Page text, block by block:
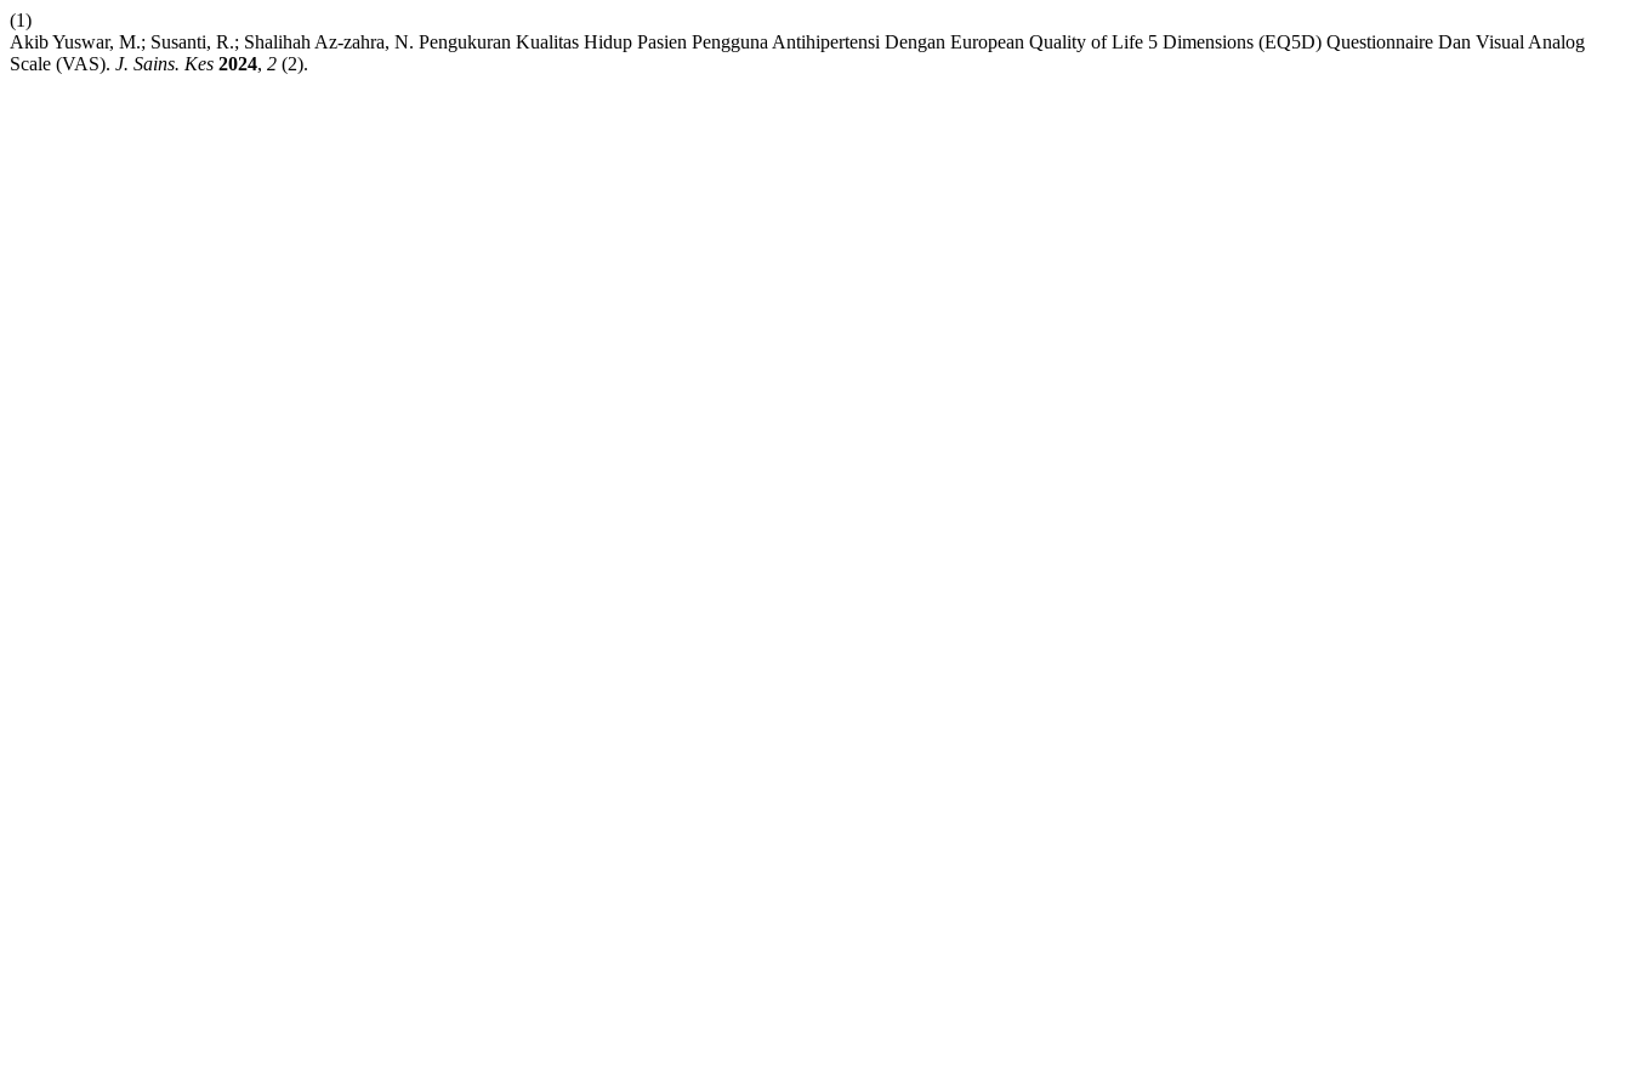
(1)
Akib Yuswar, M.; Susanti, R.; Shalihah Az-zahra, N. Pengukuran Kualitas Hidup Pasien Pengguna Antihipertensi Dengan European Quality of Life 5 Dimensions (EQ5D) Questionnaire Dan Visual Analog
Scale (VAS). J. Sains. Kes 2024, 2 (2).